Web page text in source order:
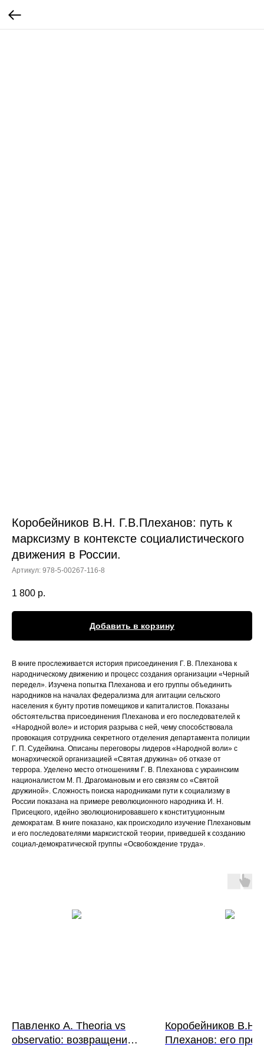
Коробейников В.Н. Г.В.Плеханов: путь к
марксизму в контексте социалистического
движения в России.
Артикул: 978-5-00267-116-8
1 800 р.
Добавить в корзину
В книге прослеживается история присоединения Г. В. Плеханова к
народническому движению и процесс создания организации «Черный
передел». Изучена попытка Плеханова и его группы объединить
народников на началах федерализма для агитации сельского
населения к бунту против помещиков и капиталистов. Показаны
обстоятельства присоединения Плеханова и его последователей к
«Народной воле» и история разрыва с ней, чему способствовала
провокация сотрудника секретного отделения департамента полиции
Г. П. Судейкина. Описаны переговоры лидеров «Народной воли» с
монархической организацией «Святая дружина» об отказе от
террора. Уделено место отношениям Г. В. Плеханова с украинским
националистом М. П. Драгомановым и его связям со «Святой
дружиной». Сложность поиска народниками пути к социализму в
России показана на примере революционного народника И. Н.
Присецкого, идейно эволюционировавшего к конституционным
демократам. В книге показано, как происходило изучение Плехановым
и его последователями марксистской теории, приведшей к созданию
социал-демократической группы «Освобождение труда».
Павленко А. Theoria vs
observatio: возвращение
Коробейников В.Н.
Плеханов: его